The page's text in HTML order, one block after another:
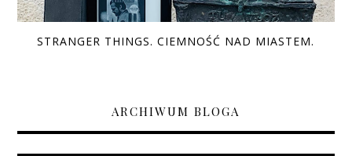
STRANGER THINGS. CIEMNOŚĆ NAD MIASTEM.
ARCHIWUM BLOGA